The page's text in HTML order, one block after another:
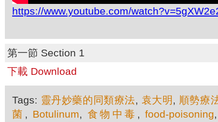
https://www.youtube.com/
第一節 Section 1
下載 Download
Tags: 靈丹妙藥的同類療法, 袁大明 , 順勢療
菌 , Botulinum, 食物中毒 , food-poisoning